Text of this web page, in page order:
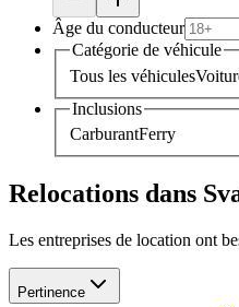
Âge du conducteur
Catégorie de véhicule
Tous les véhicules
Inclusions
CarburantFerry
Relocations dans
Les entreprises de location ont
Pertinence